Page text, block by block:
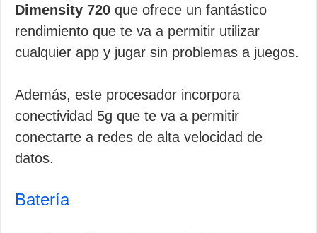
Dimensity 720 que ofrece un fantástico
rendimiento que te va a permitir utilizar
cualquier app y jugar sin problemas a juegos.
Además, este procesador incorpora
conectividad 5g que te va a permitir
conectarte a redes de alta velocidad de
datos.
Batería